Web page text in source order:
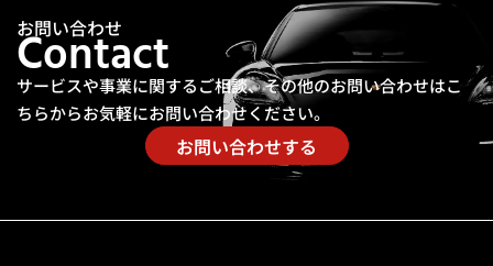
Contact
お問い合わせ
サービスや事業に関するご相談、その他のお問い合わせはこ
ちらからお気軽にお問い合わせください。
お問い合わせする